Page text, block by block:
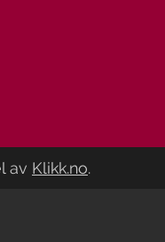
av Klikk.no.